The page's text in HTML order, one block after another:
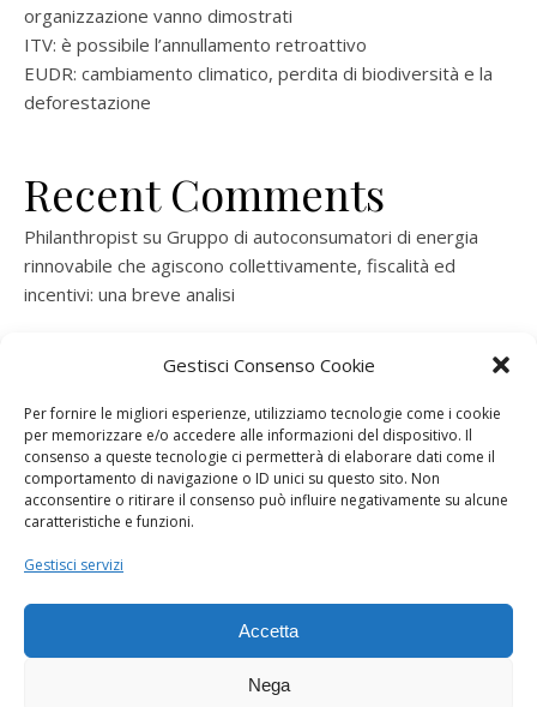
Gestisci Consenso Cookie
Per fornire le migliori esperienze, utilizziamo tecnologie come i cookie
per memorizzare e/o accedere alle informazioni del dispositivo. Il
consenso a queste tecnologie ci permetterà di elaborare dati come il
comportamento di navigazione o ID unici su questo sito. Non
acconsentire o ritirare il consenso può influire negativamente su alcune
caratteristiche e funzioni.
Gestisci servizi
Accetta
Nega
organizzazione vanno dimostrati
ITV: è possibile l’annullamento retroattivo
EUDR: cambiamento climatico, perdita di biodiversità e la
deforestazione
Recent Comments
Philanthropist su Gruppo di autoconsumatori di energia
rinnovabile che agiscono collettivamente, fiscalità ed
incentivi: una breve analisi
rinnovabile che agiscono collettivamente, fiscalità ed
ramatogelsuGruppo di autoconsumatori di energia
rinnovabile che agiscono collettivamente, fiscalità ed
incentivi: una breve analisi
consorzio per la produzione di energia elettrica